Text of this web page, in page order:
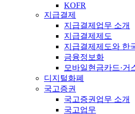
KOFR
지급결제
지급결제업무 소개
지급결제제도
지급결제제도와 한
금융정보화
모바일현금카드·거
디지털화폐
국고증권
국고증권업무 소개
국고업무